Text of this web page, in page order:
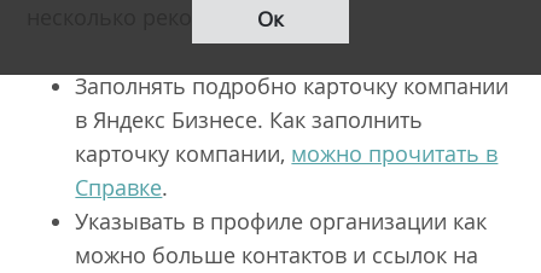
несколько рекомендаций:
Заполнять подробно карточку компании
в Яндекс Бизнесе. Как заполнить
карточку компании, можно прочитать в
Справке.
Указывать в профиле организации как
можно больше контактов и ссылок на
Ок